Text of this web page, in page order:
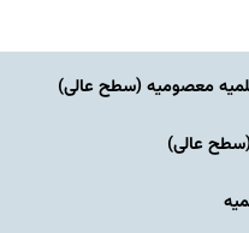
معصومیه‌ (سطح عالی)
عالی)